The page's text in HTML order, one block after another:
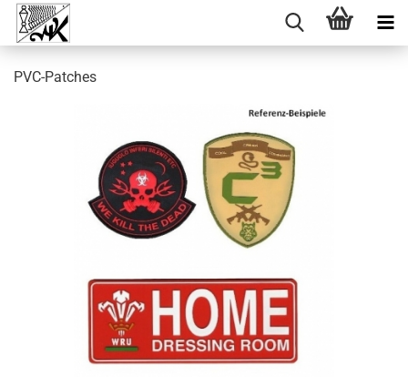
PVC-Patches